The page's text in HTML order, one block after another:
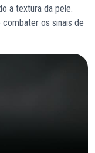
a textura da pele.
os sinais de